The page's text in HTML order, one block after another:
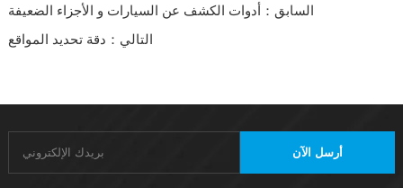
السابق：أدوات الكشف عن السيارات و الأجزاء الضعيفة
التالي：دقة تحديد المواقع
أرسل الآن